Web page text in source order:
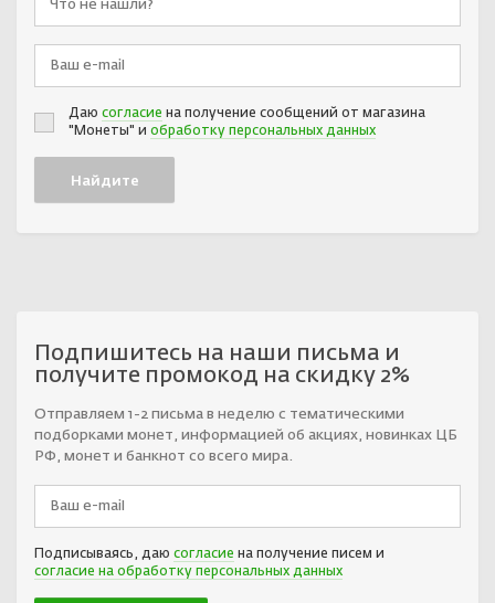
Даю согласие на получение сообщений от магазина
"Монеты" и обработку персональных данных
Подпишитесь на наши письма и
получите промокод на скидку 2%
Отправляем 1-2 письма в неделю с тематическими
подборками монет, информацией об акциях, новинках ЦБ
РФ, монет и банкнот со всего мира.
Подписываясь, даю согласие на получение писем и
согласие на обработку персональных данных